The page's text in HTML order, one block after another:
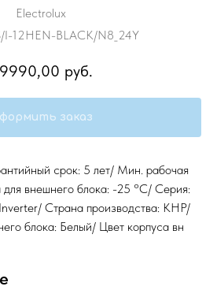
Electrolux
I-12HEN-BLACK/N8_24Y
руб.
заказ
срок: 5 лет/ Мин. рабочая
для внешнего блока: -25 °С/ Серия:
Страна производства: КНР/
блока: Белый/ Цвет корпуса вн